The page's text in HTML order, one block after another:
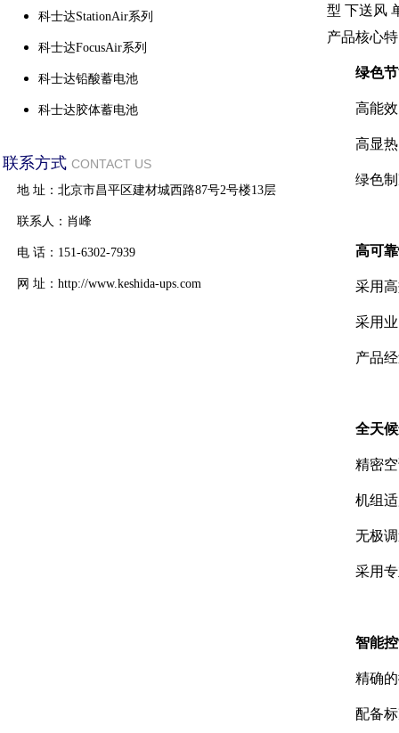
科士达StationAir系列
科士达FocusAir系列
科士达铅酸蓄电池
科士达胶体蓄电池
联系方式 CONTACT US
地 址：北京市昌平区建材城西路87号2号楼13层
联系人：肖峰
电 话：151-6302-7939
网 址：http://www.keshida-ups.com
型 下送风
产品核心
绿色
高能
高显
绿色
高可
采用
采用
产品
全天
精密
机组
无极
采用
智能
精确
配备